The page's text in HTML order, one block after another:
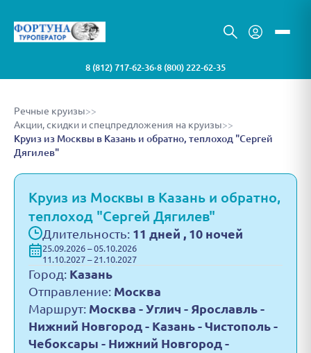
8 (812) 717-62-36•8 (800) 222-62-35
Речные круизы>>
Акции, скидки и спецпредложения на круизы>>
Круиз из Москвы в Казань и обратно, теплоход "Сергей
Дягилев"
Круиз из Москвы в Казань и обратно,
теплоход "Сергей Дягилев"
Длительность: 11 дней , 10 ночей
25.09.2026 – 05.10.2026
11.10.2027 – 21.10.2027
Город: Казань
Отправление: Москва
Маршрут: Москва - Углич - Ярославль -
Нижний Новгород - Казань - Чистополь -
Чебоксары - Нижний Новгород -